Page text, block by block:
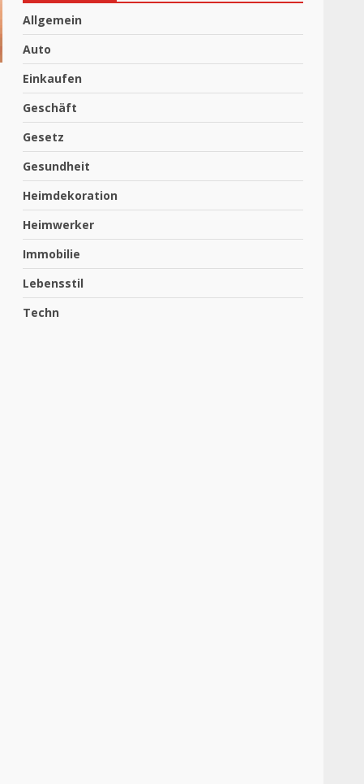
Allgemein
Auto
Einkaufen
Geschäft
Gesetz
Gesundheit
Heimdekoration
Heimwerker
Immobilie
Lebensstil
Techn